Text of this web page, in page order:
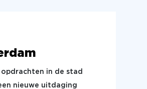
in de stad
nieuwe uitdaging